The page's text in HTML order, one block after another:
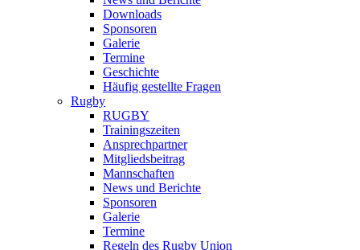
Downloads
Sponsoren
Galerie
Termine
Geschichte
Häufig gestellte Fragen
Rugby
RUGBY
Trainingszeiten
Ansprechpartner
Mitgliedsbeitrag
Mannschaften
News und Berichte
Sponsoren
Galerie
Termine
Regeln des Rugby Union